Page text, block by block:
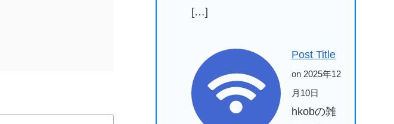
[…]
Post Title
on 2025年12
月10日
hkobの雑